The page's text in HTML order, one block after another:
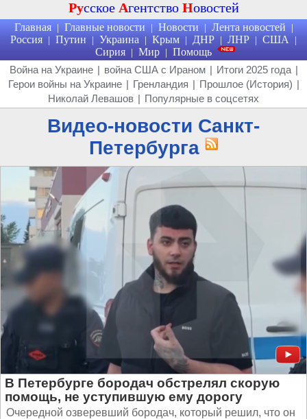
Русское Агентство Новостей
Главная | Главные новости | Новости | Лента новостей |
Россия | Путин | Украина | Крым | ДНР | ЛНР | США |
Сирия | Мир | Помощь
Война на Украине | война США с Ираном | Итоги 2025 года |
Герои войны на Украине | Гренландия | Прошлое (История) |
Николай Левашов | Популярные в соцсетях
Видео-новости Санкт-
Петербурга
В Петербурге бородач обстрелял скорую
помощь, не уступившую ему дорогу
Очередной озверевший бородач, который решил, что он